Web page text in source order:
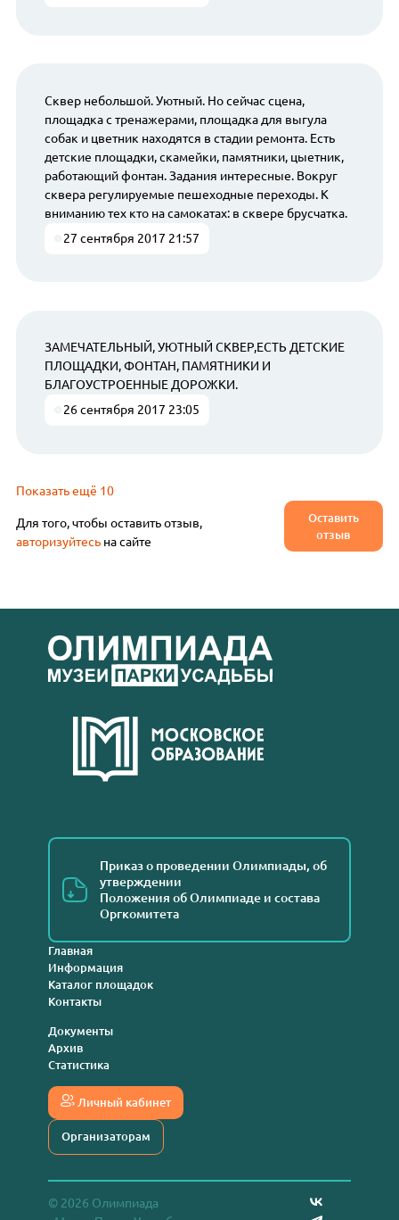
Сквер небольшой. Уютный. Но сейчас сцена,
площадка с тренажерами, площадка для выгула
собак и цветник находятся в стадии ремонта. Есть
детские площадки, скамейки, памятники, цыетник,
работающий фонтан. Задания интересные. Вокруг
сквера регулируемые пешеходные переходы. К
вниманию тех кто на самокатах: в сквере брусчатка.
27 сентября 2017 21:57
ЗАМЕЧАТЕЛЬНЫЙ, УЮТНЫЙ СКВЕР,ЕСТЬ ДЕТСКИЕ
ПЛОЩАДКИ, ФОНТАН, ПАМЯТНИКИ И
БЛАГОУСТРОЕННЫЕ ДОРОЖКИ.
26 сентября 2017 23:05
Показать ещё 10
Для того, чтобы оставить отзыв,
авторизуйтесь на сайте
Оставить
отзыв
Приказ о проведении Олимпиады, об
утверждении
Положения об Олимпиаде и состава
Оргкомитета
Главная
Информация
Каталог площадок
Контакты
Документы
Архив
Статистика
Личный кабинет
Организаторам
© 2026 Олимпиада